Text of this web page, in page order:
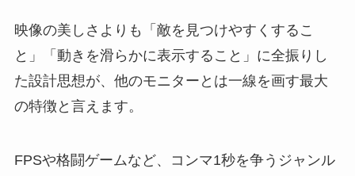
映像の美しさよりも「敵を見つけやすくするこ
と」「動きを滑らかに表示すること」に全振りし
た設計思想が、他のモニターとは一線を画す最大
の特徴と言えます。
FPSや格闘ゲームなど、コンマ1秒を争うジャンル